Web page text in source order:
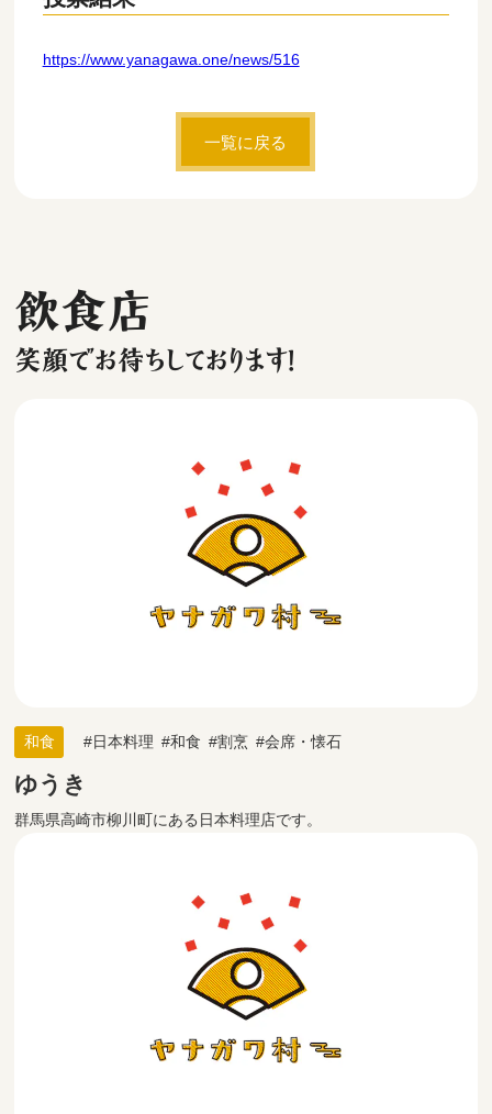
https://www.yanagawa.one/news/516
一覧に戻る
飲食店
笑顔でお待ちしております！
和食 日本料理 和食 割烹 会席・懐石
ゆうき
群馬県高崎市柳川町にある日本料理店です。